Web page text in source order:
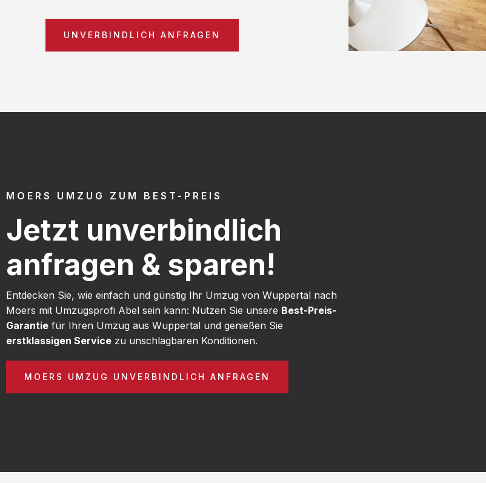
UNVERBINDLICH ANFRAGEN
MOERS UMZUG ZUM BEST-PREIS
Jetzt unverbindlich
anfragen & sparen!
Entdecken Sie, wie einfach und günstig Ihr Umzug von Wuppertal nach
Moers mit Umzugsprofi Abel sein kann: Nutzen Sie unsere Best-Preis-
Garantie für Ihren Umzug aus Wuppertal und genießen Sie
erstklassigen Service zu unschlagbaren Konditionen.
MOERS UMZUG UNVERBINDLICH ANFRAGEN